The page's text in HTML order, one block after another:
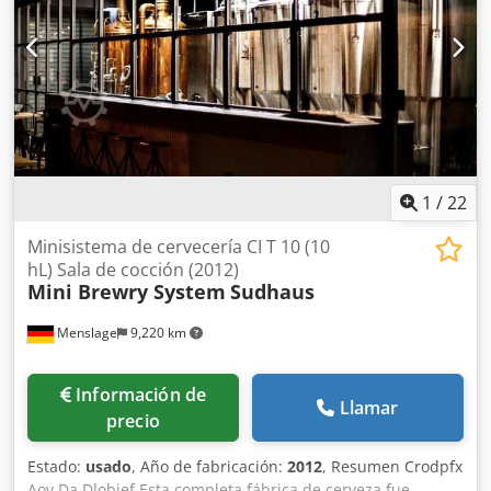
herramienta excepcional y beneficiarse de la practicidad y
el rendimiento que ofrece.
1 /22
Menslage 9,220 km
Minisistema de cervecería CI T 10 (10
hL) Sala de cocción (2012)
Mini Brewry System Sudhaus
Información de
precio
Llamar
Estado: usado, Año de fabricación: 2012, Resumen Crodpfx